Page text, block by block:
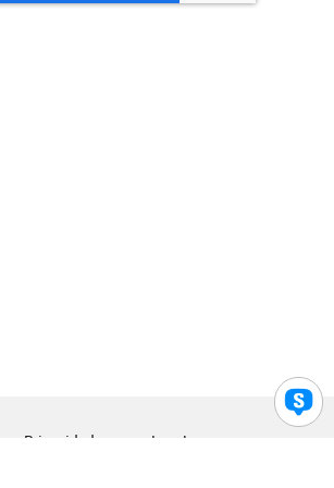
Privacidad Legal